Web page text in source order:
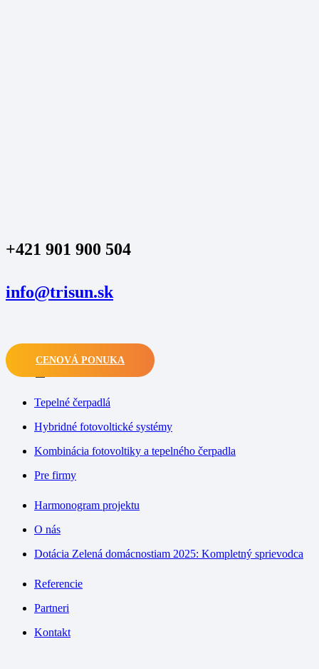
+421 901 900 504
info@trisun.sk
CENOVÁ PONUKA
Tepelné čerpadlá
Hybridné fotovoltické systémy
Kombinácia fotovoltiky a tepelného čerpadla
Pre firmy
Harmonogram projektu
O nás
Dotácia Zelená domácnostiam 2025: Kompletný sprievodca
Referencie
Partneri
Kontakt